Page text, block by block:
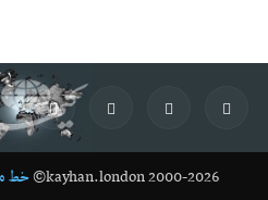
kayhan.london 2000-2026© خط